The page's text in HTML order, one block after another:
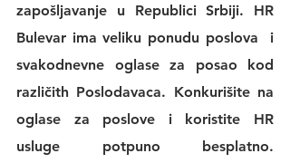
zapošljavanje u Republici Srbiji. HR
Bulevar ima veliku ponudu poslova
  i
svakodnevne oglase za posao kod
oglase za poslove i koristite HR
usluge potpuno besplatno.